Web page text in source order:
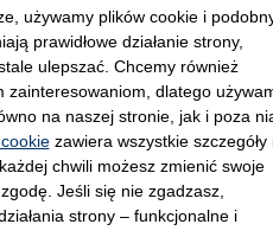
Darmowa dostawa od 500 zł
HP 126A (CE314A).
.
Zamawiaj bęben tylko wtedy,
używamy plików cookie i
prawidłowe działanie strony,
ulepszać. Chcemy również
zainteresowaniom, dlatego
na naszej stronie, jak i poza
zawiera wszystkie szczegóły
chwili możesz zmienić swoje
Jeśli się nie zgadzasz,
strony – funkcjonalne i